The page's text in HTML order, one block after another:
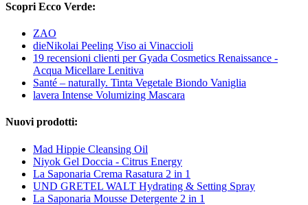
Scopri Ecco Verde:
ZAO
dieNikolai Peeling Viso ai Vinaccioli
19 recensioni clienti per Gyada Cosmetics Renaissance -
Acqua Micellare Lenitiva
Santé – naturally. Tinta Vegetale Biondo Vaniglia
lavera Intense Volumizing Mascara
Nuovi prodotti:
Mad Hippie Cleansing Oil
Niyok Gel Doccia - Citrus Energy
La Saponaria Crema Rasatura 2 in 1
UND GRETEL WALT Hydrating & Setting Spray
La Saponaria Mousse Detergente 2 in 1